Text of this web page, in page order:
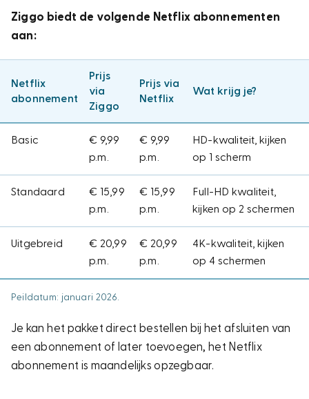
Ziggo biedt de volgende Netflix abonnementen
aan:
Netflix
abonnement
Prijs
via
Ziggo
Prijs via
Netflix
Wat krijg je?
Basic
€ 9,99
p.m.
€ 9,99
p.m.
HD-kwaliteit, kijken
op 1 scherm
Standaard
€ 15,99
p.m.
€ 15,99
p.m.
Full-HD kwaliteit,
kijken op 2 schermen
Uitgebreid
€ 20,99
p.m.
€ 20,99
p.m.
4K-kwaliteit, kijken
op 4 schermen
Peildatum: januari 2026.
Je kan het pakket direct bestellen bij het afsluiten van
een abonnement of later toevoegen, het Netflix
abonnement is maandelijks opzegbaar.